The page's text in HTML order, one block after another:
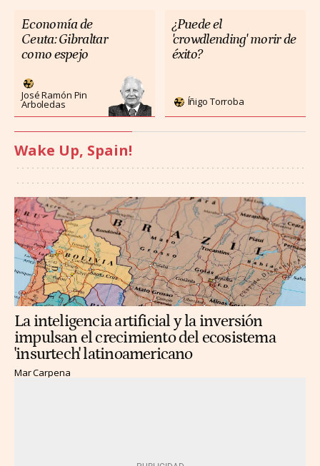
Economía de
Ceuta: Gibraltar
como espejo
José Ramón Pin
Arboledas
¿Puede el
'crowdlending' morir de
éxito?
Íñigo Torroba
Wake Up, Spain!
La inteligencia artificial y la inversión
impulsan el crecimiento del ecosistema
'insurtech' latinoamericano
Mar Carpena